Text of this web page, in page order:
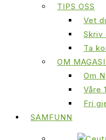
TIPS OSS
Vet
Skriv
Ta
OM
Om
Våre
Fri
SAMFUNN